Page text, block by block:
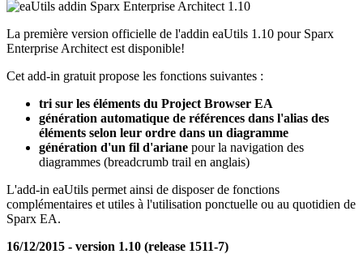
La première version officielle de l'addin eaUtils 1.10 pour Sparx
Enterprise Architect est disponible!
Cet add-in gratuit propose les fonctions suivantes :
tri sur les éléments du Project Browser EA
génération automatique de références dans l'alias des
éléments selon leur ordre dans un diagramme
génération d'un fil d'ariane pour la navigation des
diagrammes (breadcrumb trail en anglais)
L'add-in eaUtils permet ainsi de disposer de fonctions
complémentaires et utiles à l'utilisation ponctuelle ou au quotidien de
Sparx EA.
16/12/2015 - version 1.10 (release 1511-7)